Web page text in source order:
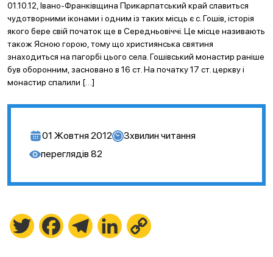
01.10.12, Івано-Франківщина Прикарпатський край славиться
чудотворними іконами і одним із таких місць є с. Гошів, історія
якого бере свій початок ще в Середньовіччі. Це місце називають
також Ясною горою, тому що християнська святиня
знаходиться на пагорбі цього села. Гошівський монастир раніше
був оборонним, засновано в 16 ст. На початку 17 ст. церкву і
монастир спалили […]
01 Жовтня 2012 3хвилин читання
переглядів 82
Twitter FacebookTelegramLinkedIn